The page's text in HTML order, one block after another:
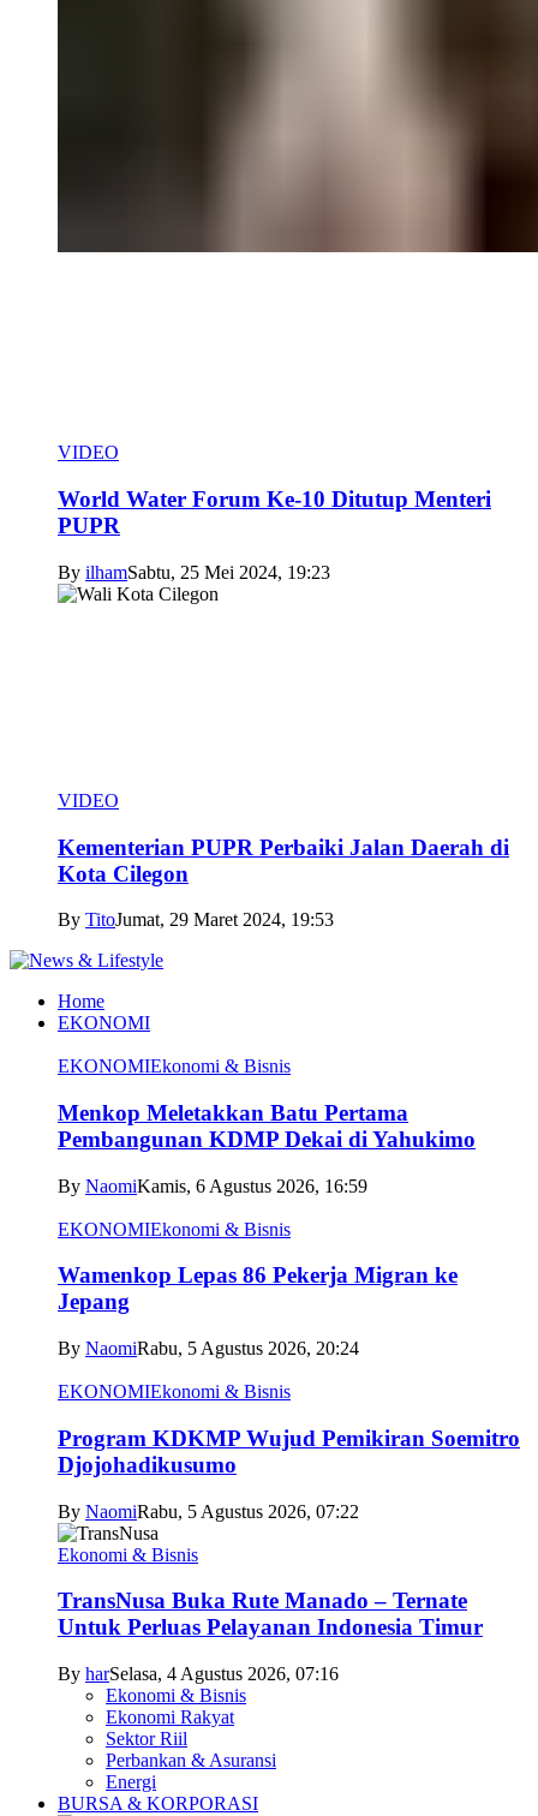
VIDEO
World Water Forum Ke-10 Ditutup Menteri
PUPR
By ilhamSabtu, 25 Mei 2024, 19:23
VIDEO
Kementerian PUPR Perbaiki Jalan Daerah di
Kota Cilegon
By TitoJumat, 29 Maret 2024, 19:53
Home
EKONOMI
EKONOMIEkonomi & Bisnis
Menkop Meletakkan Batu Pertama
Pembangunan KDMP Dekai di Yahukimo
By NaomiKamis, 6 Agustus 2026, 16:59
EKONOMIEkonomi & Bisnis
Wamenkop Lepas 86 Pekerja Migran ke
Jepang
By NaomiRabu, 5 Agustus 2026, 20:24
EKONOMIEkonomi & Bisnis
Program KDKMP Wujud Pemikiran Soemitro
Djojohadikusumo
By NaomiRabu, 5 Agustus 2026, 07:22
Ekonomi & Bisnis
TransNusa Buka Rute Manado – Ternate
Untuk Perluas Pelayanan Indonesia Timur
By harSelasa, 4 Agustus 2026, 07:16
Ekonomi & Bisnis
Ekonomi Rakyat
Sektor Riil
Perbankan & Asuransi
Energi
BURSA & KORPORASI